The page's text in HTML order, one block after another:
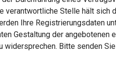
verantwortliche Stelle hält sich
Ihre Registrierungsdaten
Gestaltung der angebotenen
Bitte senden